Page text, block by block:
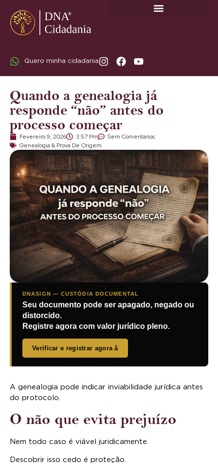
Quero minha cidadania
Quando a genealogia já
responde “não” antes do
processo começar
Fevereiro 9, 2026 3:57 Pm
Sem Comentários
Genealogia & Prova De Origem
DNASIGN — CUSTÓDIA DOCUMENTAL
Seu documento pode ser apagado, negado ou
distorcido.
Registre agora com valor jurídico pleno.
Verificar e registrar agora â
A genealogia pode indicar inviabilidade jurídica antes
do protocolo.
O não que evita prejuízo
Nem todo caso é viável juridicamente.
Descobrir isso cedo é proteção.